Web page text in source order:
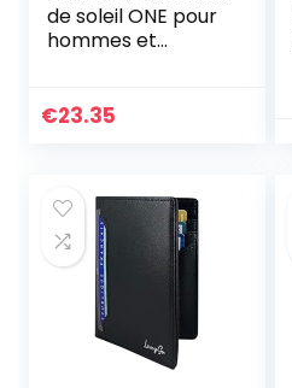
de soleil ONE pour
hommes et
€23.35